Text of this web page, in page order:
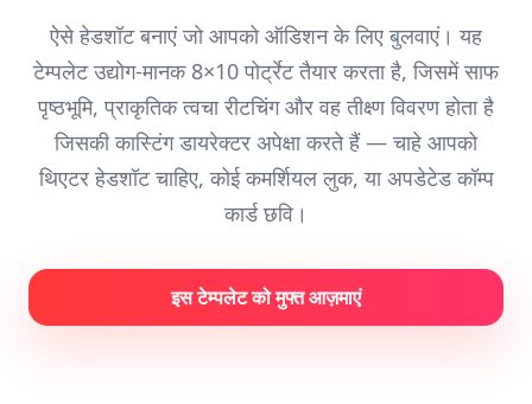
ऐसे हेडशॉट बनाएं जो आपको ऑडिशन के लिए बुलवाएं। यह
टेम्पलेट उद्योग-मानक 8×10 पोर्ट्रेट तैयार करता है, जिसमें साफ
पृष्ठभूमि, प्राकृतिक त्वचा रीटचिंग और वह तीक्ष्ण विवरण होता है
जिसकी कास्टिंग डायरेक्टर अपेक्षा करते हैं — चाहे आपको
थिएटर हेडशॉट चाहिए, कोई कमर्शियल लुक, या अपडेटेड कॉम्प
कार्ड छवि।
इस टेम्पलेट को मुफ्त आज़माएं